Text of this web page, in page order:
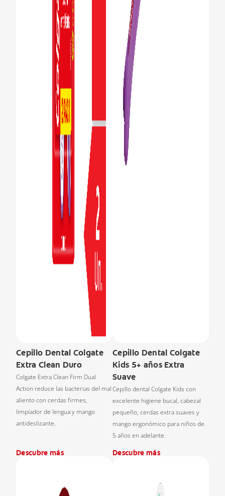
Cepillo Dental Colgate
Extra Clean Duro
Colgate Extra Clean Firm Dual
Action reduce las bacterias del mal
aliento con cerdas firmes,
limpiador de lengua y mango
antideslizante.
Descubre más
Cepillo Dental Colgate
Kids 5+ años Extra
Suave
Cepillo dental Colgate Kids con
excelente higiene bucal, cabezal
pequeño, cerdas extra suaves y
mango ergonómico para niños de
5 años en adelante.
Descubre más